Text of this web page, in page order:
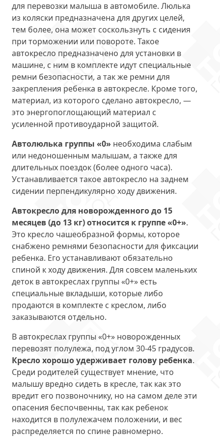
для перевозки малыша в автомобиле. Люлька
из коляски предназначена для других целей,
тем более, она может соскользнуть с сидения
при торможении или повороте. Такое
автокресло предназначено для установки в
машине, с ним в комплекте идут специальные
ремни безопасности, а так же ремни для
закрепления ребенка в автокресле. Кроме того,
материал, из которого сделано автокресло, —
это энергопоглощающий материал с
усиленной противоударной защитой.
Автолюлька группы «0» необходима слабым
или недоношенным малышам, а также для
длительных поездок (более одного часа).
Устанавливается такое автокресло на заднем
сидении перпендикулярно ходу движения.
Автокресло для новорожденного до 15
месяцев (до 13 кг) относится к группе «0+».
Это кресло чашеобразной формы, которое
снабжено ремнями безопасности для фиксации
ребенка. Его устанавливают обязательно
спиной к ходу движения. Для совсем маленьких
деток в автокреслах группы «0+» есть
специальные вкладыши, которые либо
продаются в комплекте с креслом, либо
заказываются отдельно.
В автокреслах группы «0+» новорожденных
перевозят полулежа, под углом 30-45 градусов.
Кресло хорошо удерживает голову ребенка.
Среди родителей существует мнение, что
малышу вредно сидеть в кресле, так как это
вредит его позвоночнику, но на самом деле эти
опасения беспочвенны, так как ребенок
находится в полулежачем положении, и вес
распределяется по спине равномерно.